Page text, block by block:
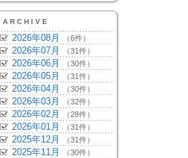
ARCHIVE
2026年08月 （6件）
2026年07月 （31件）
2026年06月 （30件）
2026年05月 （31件）
2026年04月 （30件）
2026年03月 （32件）
2026年02月 （28件）
2026年01月 （31件）
2025年12月 （31件）
2025年11月 （30件）